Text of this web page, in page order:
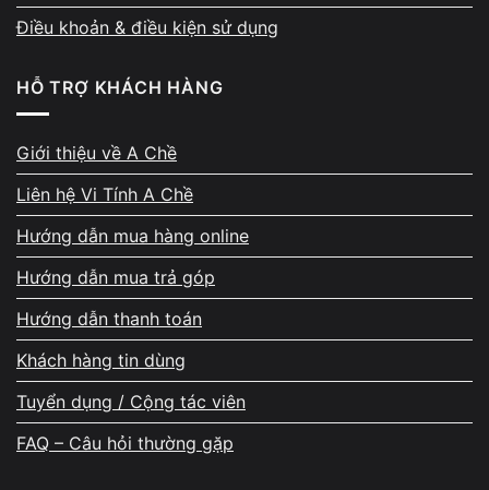
Điều khoản & điều kiện sử dụng
HỖ TRỢ KHÁCH HÀNG
Giới thiệu về A Chề
Liên hệ Vi Tính A Chề
Hướng dẫn mua hàng online
Hướng dẫn mua trả góp
Hướng dẫn thanh toán
Khách hàng tin dùng
Tuyển dụng / Cộng tác viên
FAQ – Câu hỏi thường gặp